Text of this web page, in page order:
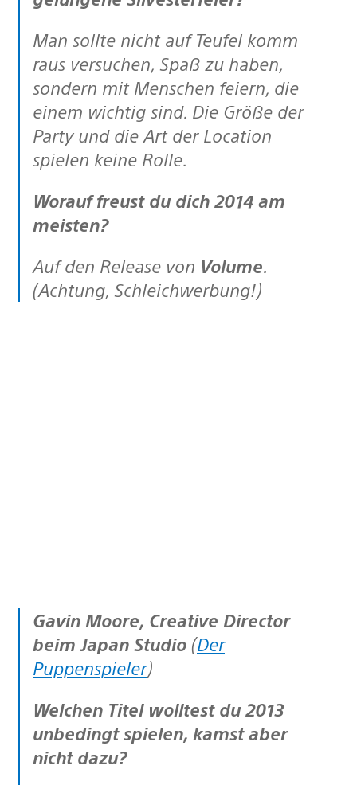
Man sollte nicht auf Teufel komm
raus versuchen, Spaß zu haben,
sondern mit Menschen feiern, die
einem wichtig sind. Die Größe der
Party und die Art der Location
spielen keine Rolle.
Worauf freust du dich 2014 am
meisten?
Auf den Release von Volume.
(Achtung, Schleichwerbung!)
Gavin Moore, Creative Director
beim Japan Studio (Der
Puppenspieler)
Welchen Titel wolltest du 2013
unbedingt spielen, kamst aber
nicht dazu?